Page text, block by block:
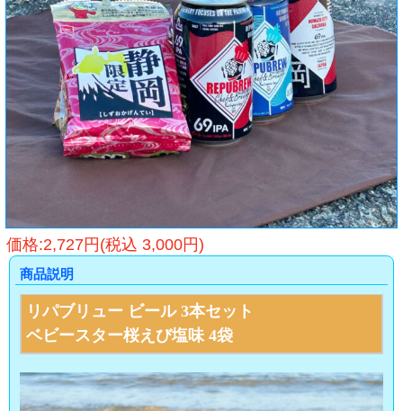
価格:2,727円(税込 3,000円)
商品説明
リパブリュー ビール 3本セット
ベビースター桜えび塩味 4袋